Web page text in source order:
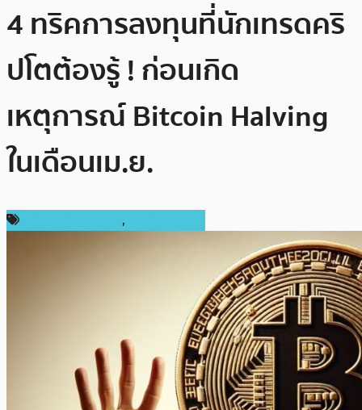
4 ทริคการลงทุนที่นักเทรดคริ
ปโตต้องรู้ ! ก่อนเกิด
เหตุการณ์ Bitcoin Halving
ในเดือนเม.ย.
,